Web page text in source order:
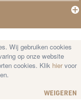
—
Wij gebruiken cookies
op onze website
cookies. Klik hiervoor
WEIGEREN